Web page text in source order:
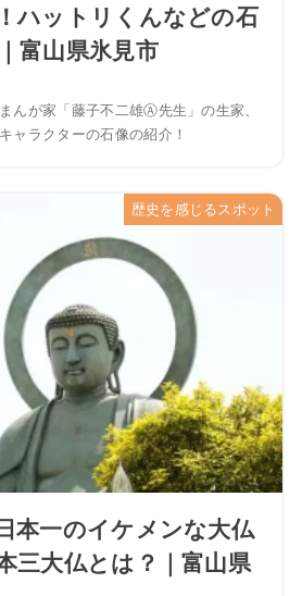
ハットリくんなどの石
富山県氷見市
んが家「藤子不二雄Ⓐ先生」の生家、
ャラクターの石像の紹介！
歴史を感じるスポット
本一のイケメンな大仏
三大仏とは？｜富山県